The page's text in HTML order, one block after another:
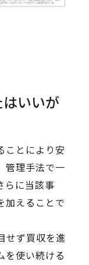
いいが
ことにより安
管理手法で一
らに当該事
加えることで
せず買収を進
を使い続ける